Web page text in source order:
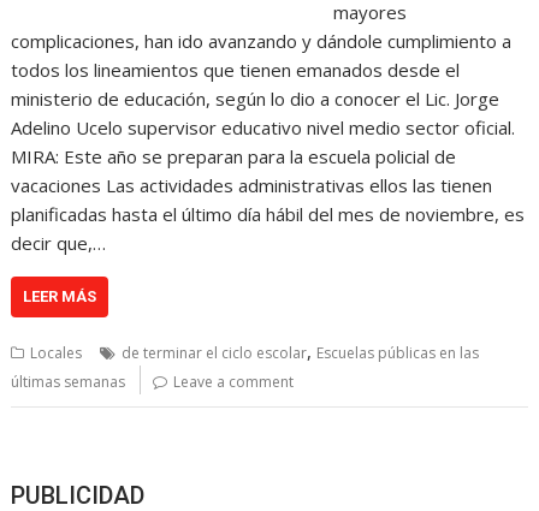
mayores
complicaciones, han ido avanzando y dándole cumplimiento a
todos los lineamientos que tienen emanados desde el
ministerio de educación, según lo dio a conocer el Lic. Jorge
Adelino Ucelo supervisor educativo nivel medio sector oficial.
MIRA: Este año se preparan para la escuela policial de
vacaciones Las actividades administrativas ellos las tienen
planificadas hasta el último día hábil del mes de noviembre, es
decir que,…
LEER MÁS
Locales de terminar el ciclo escolar, Escuelas públicas en las
últimas semanas
Leave a comment
PUBLICIDAD